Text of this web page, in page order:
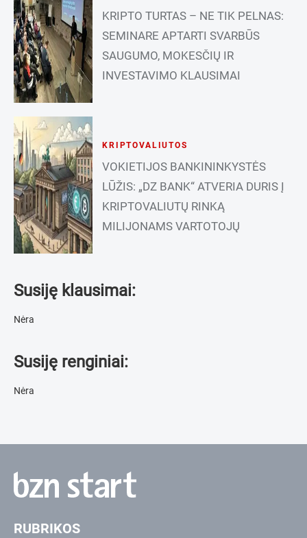
KRIPTO TURTAS – NE TIK PELNAS:
SEMINARE APTARTI SVARBŪS
SAUGUMO, MOKESČIŲ IR
INVESTAVIMO KLAUSIMAI
KRIPTOVALIUTOS
VOKIETIJOS BANKININKYSTĖS
LŪŽIS: „DZ BANK“ ATVERIA DURIS Į
KRIPTOVALIUTŲ RINKĄ
MILIJONAMS VARTOTOJŲ
Susiję klausimai:
Nėra
Susiję renginiai:
Nėra
RUBRIKOS